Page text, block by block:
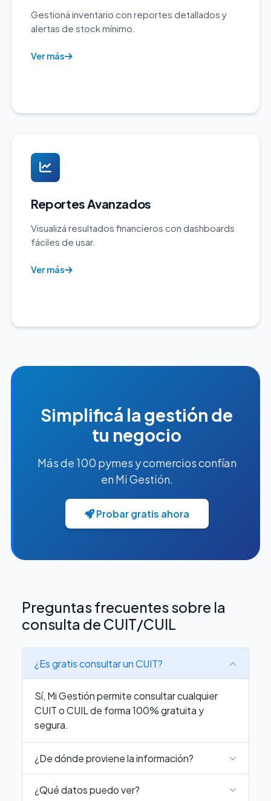
Gestioná inventario con reportes detallados y
alertas de stock mínimo.
Ver más
Reportes Avanzados
Visualizá resultados financieros con dashboards
fáciles de usar.
Ver más
Simplificá la gestión de
tu negocio
Más de 100 pymes y comercios confían
en Mi Gestión.
Probar gratis ahora
Preguntas frecuentes sobre la
consulta de CUIT/CUIL
¿Es gratis consultar un CUIT?
Sí, Mi Gestión permite consultar cualquier
CUIT o CUIL de forma 100% gratuita y
segura.
¿De dónde proviene la información?
¿Qué datos puedo ver?